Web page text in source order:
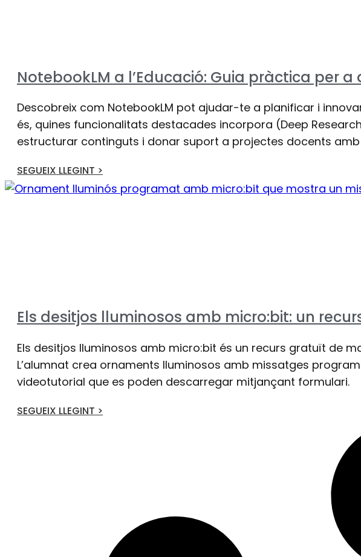
NotebookLM a l’Educació: Guia pràctica per a
Descobreix com NotebookLM pot ajudar-te a planificar i
és, quines funcionalitats destacades incorpora (Deep
estructurar continguts i donar suport a projectes docents
SEGUEIX LLEGINT >
Els desitjos lluminosos amb micro:bit: un
Els desitjos lluminosos amb micro:bit és un recurs gratuït de
L’alumnat crea ornaments lluminosos amb missatges
videotutorial que es poden descarregar mitjançant formulari.
SEGUEIX LLEGINT >